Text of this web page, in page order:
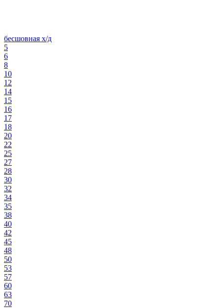
бесшовная х/д
5
6
8
10
12
14
15
16
17
18
20
22
25
27
28
30
32
34
35
38
40
42
45
48
50
53
57
60
63
70